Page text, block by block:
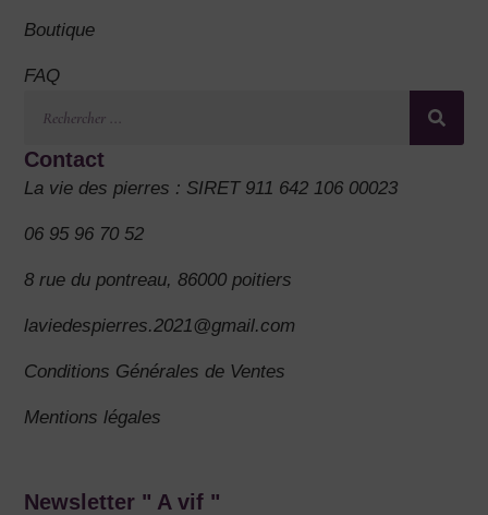
Boutique
FAQ
Contact
La vie des pierres : SIRET 911 642 106 00023
06 95 96 70 52
8 rue du pontreau, 86000 poitiers
laviedespierres.2021@gmail.com
Conditions Générales de Ventes
Mentions légales
Newsletter " A vif "